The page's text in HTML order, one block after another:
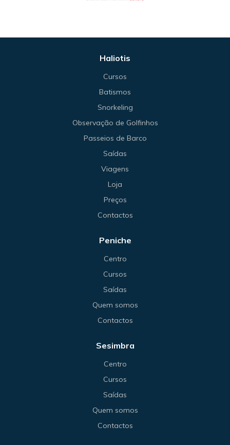
Haliotis
Cursos
Batismos
Snorkeling
Observação de Golfinhos
Passeios de Barco
Saídas
Viagens
Loja
Preços
Contactos
Peniche
Centro
Cursos
Saídas
Quem somos
Contactos
Sesimbra
Centro
Cursos
Saídas
Quem somos
Contactos